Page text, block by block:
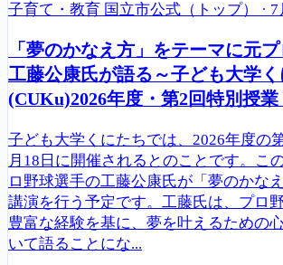
子育て・教育 国立市公式（トップ） · 7
「夢のかなえ方」をテーマに元
工藤公康氏が語る～子ども大学
(CUKu)2026年度・第2回特別授業
子ども大学くにたちでは、2026年度の
月18日に開催されるとのことです。こ
ロ野球選手の工藤公康氏が「夢のかな
講演を行う予定です。工藤氏は、プロ
豊富な経験を基に、夢を叶えるための
いて語ることにな...